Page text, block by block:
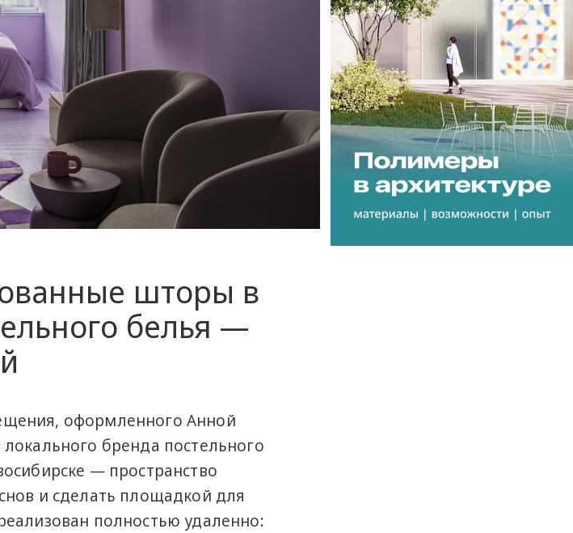
шторы в
белья —
оформленного Анной
бренда постельного
— пространство
и сделать площадкой для
полностью удаленно: